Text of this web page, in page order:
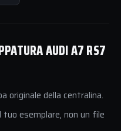
AUDI A7 RS7
originale della centralina.
esemplare, non un file